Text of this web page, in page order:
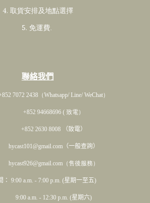
4. 取貨安排及地點選擇
5. 免運費.
聯絡我們
7072 2438（Whatsapp/ Line/ WeChat）
94668696 ( 致電）
2630 8008 （致電）
（一般查詢）
（售後服務）
： 9:00 a.m. - 7:00 p.m. (星期一至五)
a.m. - 12:30 p.m. (星期六)